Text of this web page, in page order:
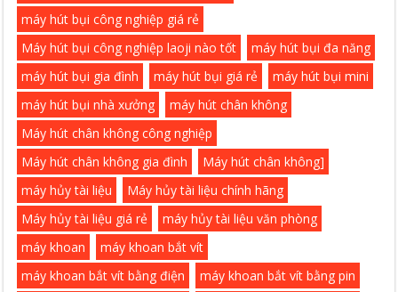
máy hút bụi công nghiệp giá rẻ
Máy hút bụi công nghiệp laoji nào tốt
máy hút bụi đa năng
máy hút bụi gia đình
máy hút bụi giá rẻ
máy hút bụi mini
máy hút bụi nhà xưởng
máy hút chân không
Máy hút chân không công nghiệp
Máy hút chân không gia đình
Máy hút chân không]
máy hủy tài liệu
Máy hủy tài liệu chính hãng
Máy hủy tài liệu giá rẻ
máy hủy tài liệu văn phòng
máy khoan
máy khoan bắt vít
máy khoan bắt vít bằng điện
máy khoan bắt vít bằng pin